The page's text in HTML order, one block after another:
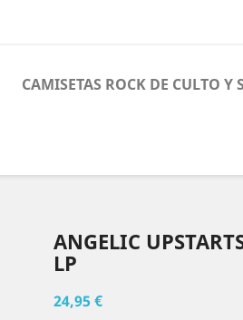
CAMISETAS ROCK DE CULTO Y
ANGELIC
LP
24,95 €